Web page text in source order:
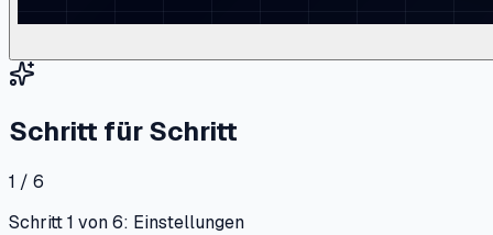
Schritt für Schritt
1 / 6
Schritt 1 von 6: Einstellungen